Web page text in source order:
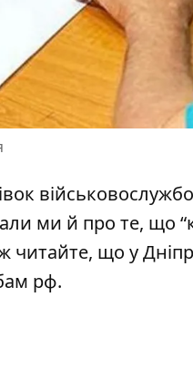
ми й про те, що
читайте, що у
рф.